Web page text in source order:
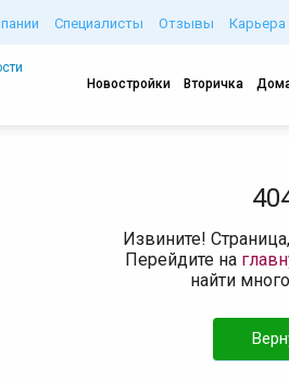
Специалисты Отзывы Карьера
Новостройки Вторичка
Извините!
Перейдите на
найти